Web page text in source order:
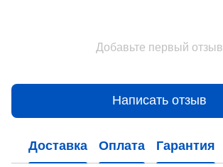
Добавьте первый отзыв
Написать отзыв
Доставка Оплата Гарантия